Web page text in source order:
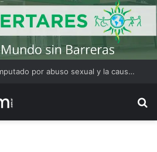
Thiago Medina fue imputado por abuso sexual y la causa continúa bajo investigación judicial